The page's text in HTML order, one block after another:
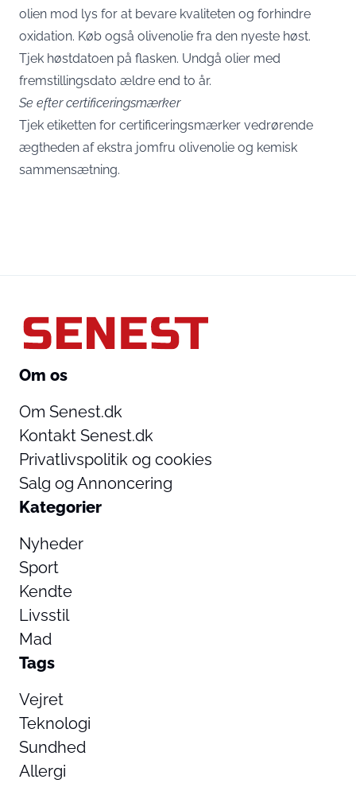
olien mod lys for at bevare kvaliteten og forhindre
oxidation. Køb også olivenolie fra den nyeste høst.
Tjek høstdatoen på flasken. Undgå olier med
fremstillingsdato ældre end to år.
Se efter certificeringsmærker
Tjek etiketten for certificeringsmærker vedrørende
ægtheden af ekstra jomfru olivenolie og kemisk
sammensætning.
Om os
Om Senest.dk
Kontakt Senest.dk
Privatlivspolitik og cookies
Salg og Annoncering
Kategorier
Nyheder
Sport
Kendte
Livsstil
Mad
Tags
Vejret
Teknologi
Sundhed
Allergi